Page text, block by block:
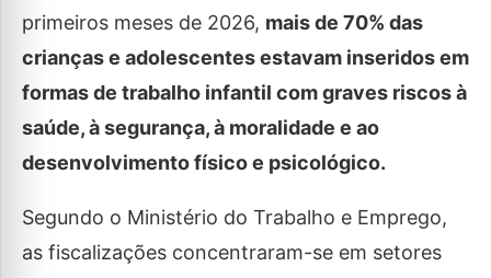
primeiros meses de 2026, mais de 70% das
crianças e adolescentes estavam inseridos em
formas de trabalho infantil com graves riscos à
saúde, à segurança, à moralidade e ao
desenvolvimento físico e psicológico.
Segundo o Ministério do Trabalho e Emprego,
as fiscalizações concentraram-se em setores